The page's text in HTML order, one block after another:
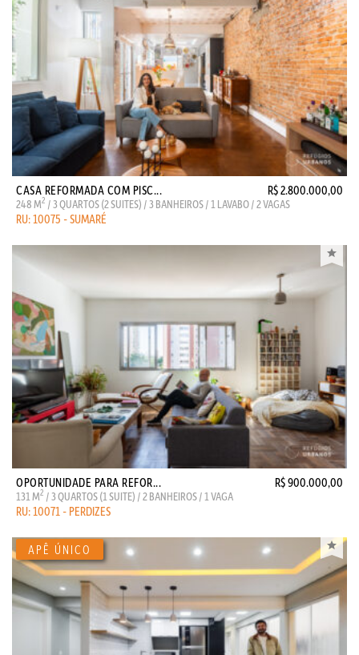
CASA REFORMADA COM PISC... R$ 2.800.000,00
248 M2 / 3 QUARTOS (2 SUITES) / 3 BANHEIROS / 1 LAVABO / 2 VAGAS
RU: 10075 - SUMARÉ
OPORTUNIDADE PARA REFOR... R$ 900.000,00
131 M2 / 3 QUARTOS (1 SUITE) / 2 BANHEIROS / 1 VAGA
RU: 10071 - PERDIZES